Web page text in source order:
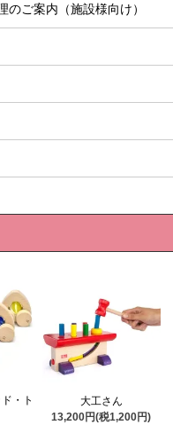
のご案内（施設様向け）
・ト
大工さん
13,200円(税1,200円)